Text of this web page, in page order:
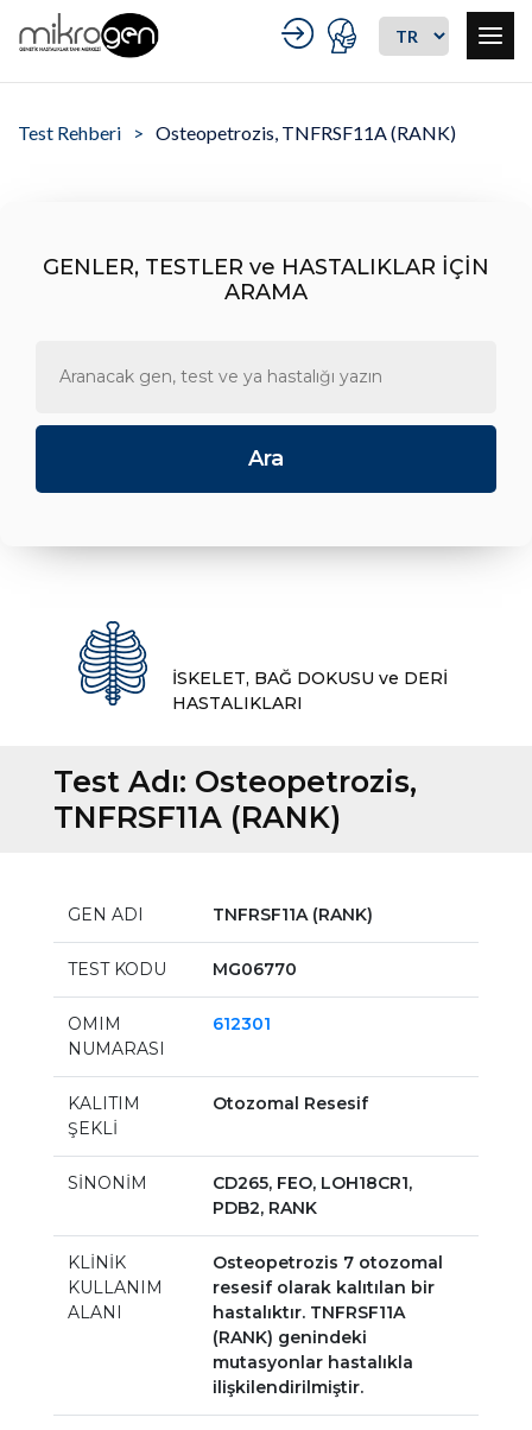
Test Rehberi Osteopetrozis, TNFRSF11A (RANK)
GENLER, TESTLER ve HASTALIKLAR İÇİN
ARAMA
İSKELET, BAĞ DOKUSU ve DERİ
HASTALIKLARI
Test Adı: Osteopetrozis,
TNFRSF11A (RANK)
GEN ADI TNFRSF11A (RANK)
TEST KODU MG06770
OMIM
NUMARASI
612301
KALITIM
ŞEKLİ
Otozomal Resesif
SİNONİM
CD265, FEO, LOH18CR1,
PDB2, RANK
KLİNİK
KULLANIM
ALANI
Osteopetrozis 7 otozomal
resesif olarak kalıtılan bir
hastalıktır. TNFRSF11A
(RANK) genindeki
mutasyonlar hastalıkla
ilişkilendirilmiştir.